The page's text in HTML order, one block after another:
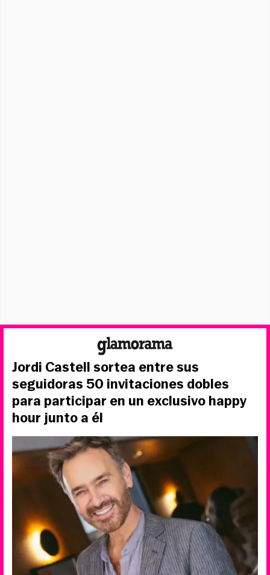
Jordi Castell sortea entre sus
seguidoras 50 invitaciones dobles
para participar en un exclusivo happy
hour junto a él